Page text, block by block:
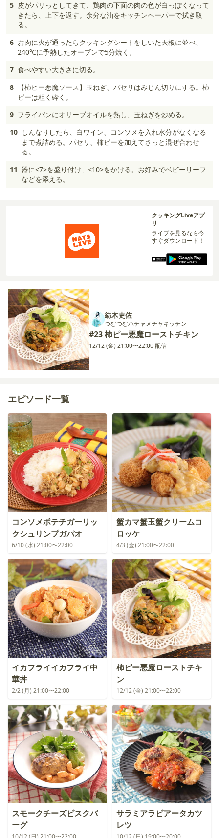
5 皮がパリっとしてきて、鶏肉の下面の肉の色が白っぽくなって
きたら、上下を返す。余分な油をキッチンペーパーで拭き取
る。
6 お肉に火が通ったらクッキングシートをしいた天板に並べ、
240℃に予熱したオーブンで5分焼く。
7 食べやすい大きさに切る。
8
【柿ピー悪魔ソース】玉ねぎ、パセリはみじん切りにする。柿
ピーは粗く砕く。
9 フライパンにオリーブオイルを熱し、玉ねぎを炒める。
10 しんなりしたら、白ワイン、コンソメを入れ水分がなくなる
まで煮詰める。パセリ、柿ピーを加えてさっと混ぜ合わせ
る。
11 器に<7>を盛り付け、<10>をかける。お好みでベビーリーフ
などを添える。
クッキングLiveアプ
リ
ライブを見るなら今
すぐダウンロード！
紡木吏佐
つむつむハチャメチャキッチン
#23 柿ピー悪魔ローストチキン
12/12 (金) 21:00〜22:00 配信
エピソード一覧
コンソメポテチガーリッ
クシュリンプガパオ
6/10 (水) 21:00〜22:00
蟹カマ蟹玉蟹クリームコ
ロッケ
4/3 (金) 21:00〜22:00
イカフライイカフライ中
華丼
2/2 (月) 21:00〜22:00
柿ピー悪魔ローストチキ
ン
12/12 (金) 21:00〜22:00
スモークチーズビスクバ
ーグ
サラミアラビアータカツ
レツ